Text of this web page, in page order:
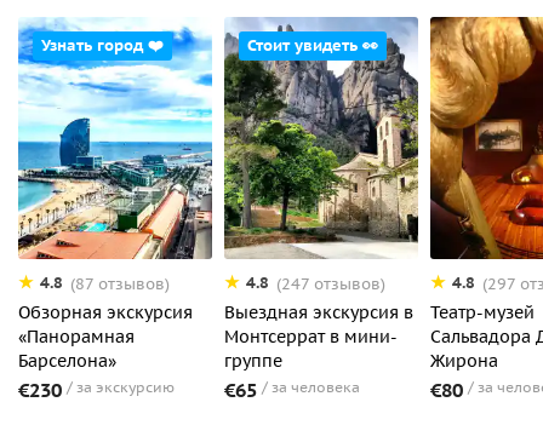
Узнать город ❤️
4.8 (87 отзывов)
Обзорная экскурсия
«Панорамная
Барселона»
€230 за экскурсию
Стоит увидеть 👀
4.8 (247 отзывов)
Выездная экскурсия в
Монтсеррат в мини-
группе
€65 за человека
4.8 (297
Театр-музей
Сальвадора
Жирона
€80 за